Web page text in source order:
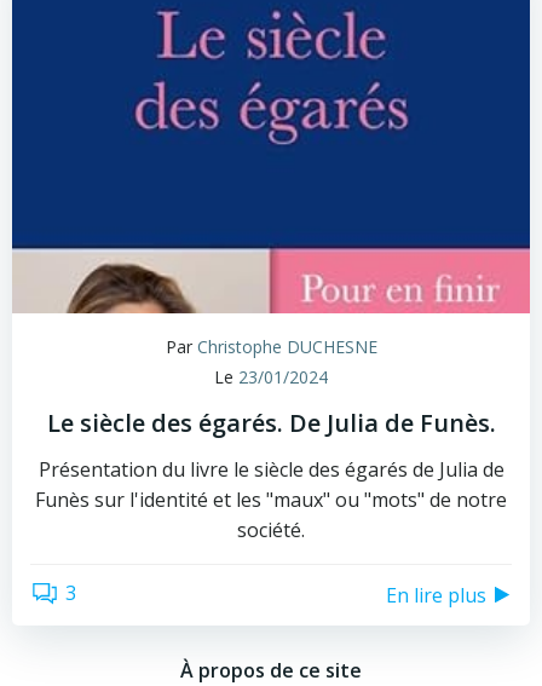
Par Christophe DUCHESNE
Le 23/01/2024
Le siècle des égarés. De Julia de Funès.
Présentation du livre le siècle des égarés de Julia de
Funès sur l'identité et les "maux" ou "mots" de notre
société.
3 En lire plus
À propos de ce site